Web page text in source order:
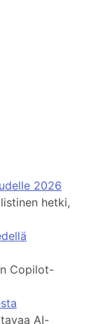
2026
hetki,
Copilot-
AI-